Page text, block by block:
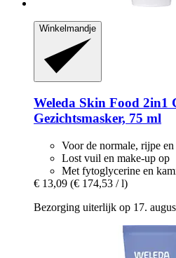
Winkelmandje
Weleda Skin Food 2in1
Gezichtsmasker, 75 ml
Voor de normale, rijpe
Lost vuil en make-up op
Met fytoglycerine en
€ 13,09 (€ 174,53 / l)
Bezorging uiterlijk op 17.